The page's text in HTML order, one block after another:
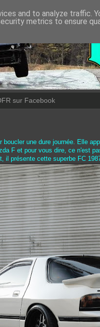
sur Facebook
boucler une dure journée. Elle
F et pour vous dire, ce n'est
il présente cette superbe FC
and to analyze traffic.
metrics to ensure